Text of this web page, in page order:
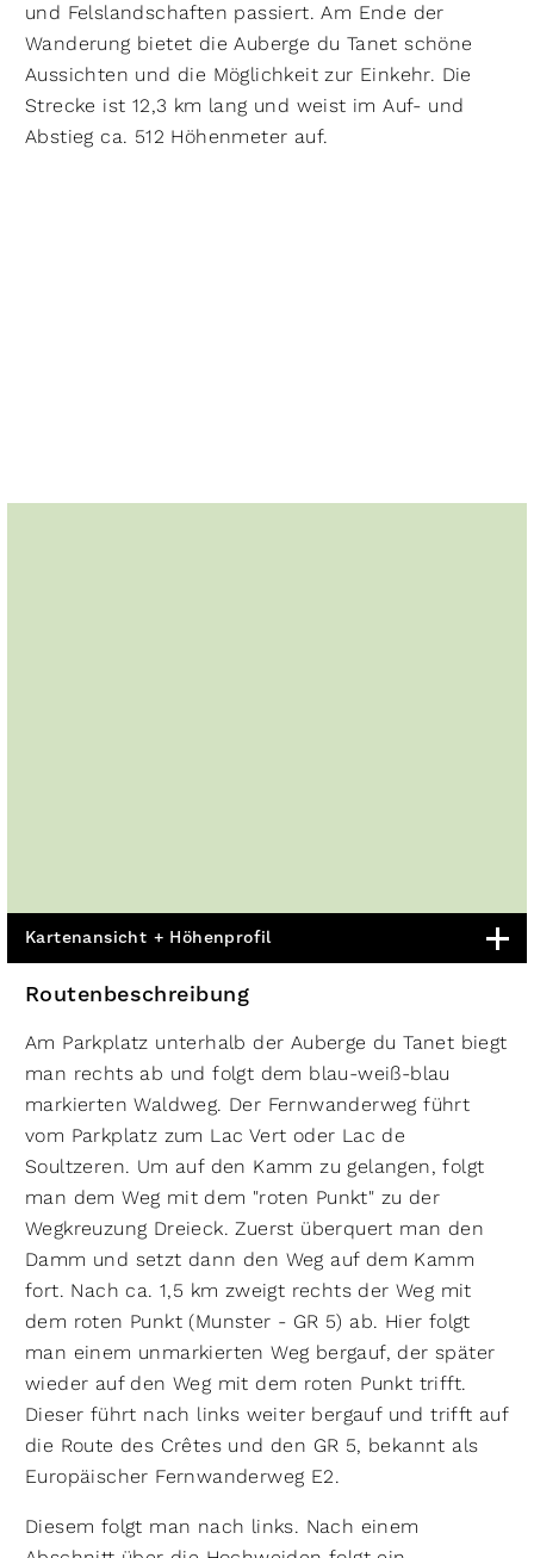
und Felslandschaften passiert. Am Ende der
Wanderung bietet die Auberge du Tanet schöne
Aussichten und die Möglichkeit zur Einkehr. Die
Strecke ist 12,3 km lang und weist im Auf- und
Abstieg ca. 512 Höhenmeter auf.
Kartenansicht + Höhenprofil
Routenbeschreibung
Am Parkplatz unterhalb der Auberge du Tanet biegt
man rechts ab und folgt dem blau-weiß-blau
markierten Waldweg. Der Fernwanderweg führt
vom Parkplatz zum Lac Vert oder Lac de
Soultzeren. Um auf den Kamm zu gelangen, folgt
man dem Weg mit dem "roten Punkt" zu der
Wegkreuzung Dreieck. Zuerst überquert man den
Damm und setzt dann den Weg auf dem Kamm
fort. Nach ca. 1,5 km zweigt rechts der Weg mit
dem roten Punkt (Munster - GR 5) ab. Hier folgt
man einem unmarkierten Weg bergauf, der später
wieder auf den Weg mit dem roten Punkt trifft.
Dieser führt nach links weiter bergauf und trifft auf
die Route des Crêtes und den GR 5, bekannt als
Europäischer Fernwanderweg E2.
Diesem folgt man nach links. Nach einem